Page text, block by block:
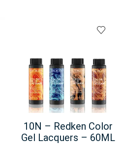
60ML
aantal
10N – Redken Color
Gel Lacquers – 60ML